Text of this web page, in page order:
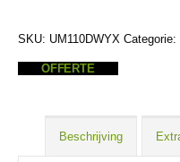
SKU: UM110DWYX Categorie:
OFFERTE
Beschrijving